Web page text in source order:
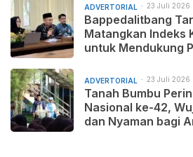
ADVERTORIAL 23 Juli 2026
Bappedalitbang
Matangkan Indeks
untuk Mendukung
Beradab
ADVERTORIAL 23 Juli 2026
Tanah Bumbu
Nasional ke-42,
dan Nyaman bagi